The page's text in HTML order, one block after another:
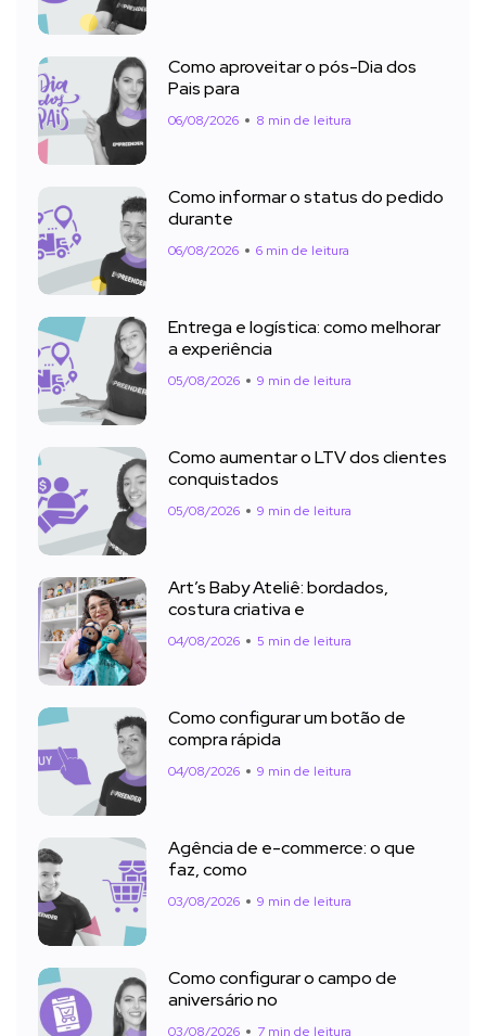
Como aproveitar o pós-Dia dos
Pais para
06/08/2026 8 min de leitura
Como informar o status do pedido
durante
06/08/2026 6 min de leitura
Entrega e logística: como melhorar
a experiência
05/08/2026 9 min de leitura
Como aumentar o LTV dos clientes
conquistados
05/08/2026 9 min de leitura
Art’s Baby Ateliê: bordados,
costura criativa e
04/08/2026 5 min de leitura
Como configurar um botão de
compra rápida
04/08/2026 9 min de leitura
Agência de e-commerce: o que
faz, como
03/08/2026 9 min de leitura
Como configurar o campo de
aniversário no
03/08/2026 7 min de leitura